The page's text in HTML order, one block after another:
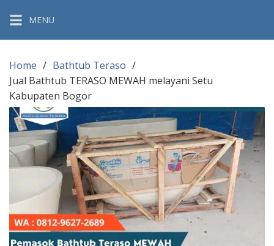
content
MENU
Home
Bathtub Teraso
Jual Bathtub TERASO MEWAH melayani Setu
Kabupaten Bogor